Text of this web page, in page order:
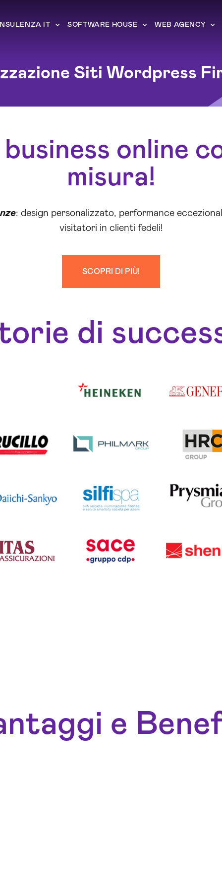
IT SOFTWARE HOUSE WEB AGENCY
Siti Wordpress
online
misura!
: design personalizzato, performance
visitatori in clienti fedeli!
SCOPRI DI PIÙ!
di
e